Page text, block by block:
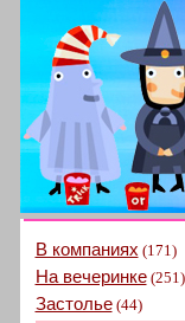
В компаниях (171)
На вечеринке(251)
Застолье(44)